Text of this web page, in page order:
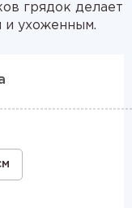
грядок делает
и ухоженным.